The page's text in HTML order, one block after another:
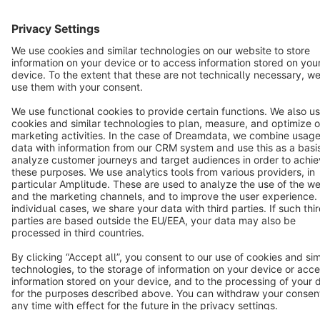
Terms & Conditions Privacy Legal notice
Copyright © shopware AG - All rights reserved
Notice: * All prices are quoted net of the statutory value-added tax